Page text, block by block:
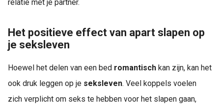
relatie met je partner.
Het positieve effect van apart slapen op
je seksleven
Hoewel het delen van een bed romantisch kan zijn, kan het
ook druk leggen op je seksleven. Veel koppels voelen
zich verplicht om seks te hebben voor het slapen gaan,